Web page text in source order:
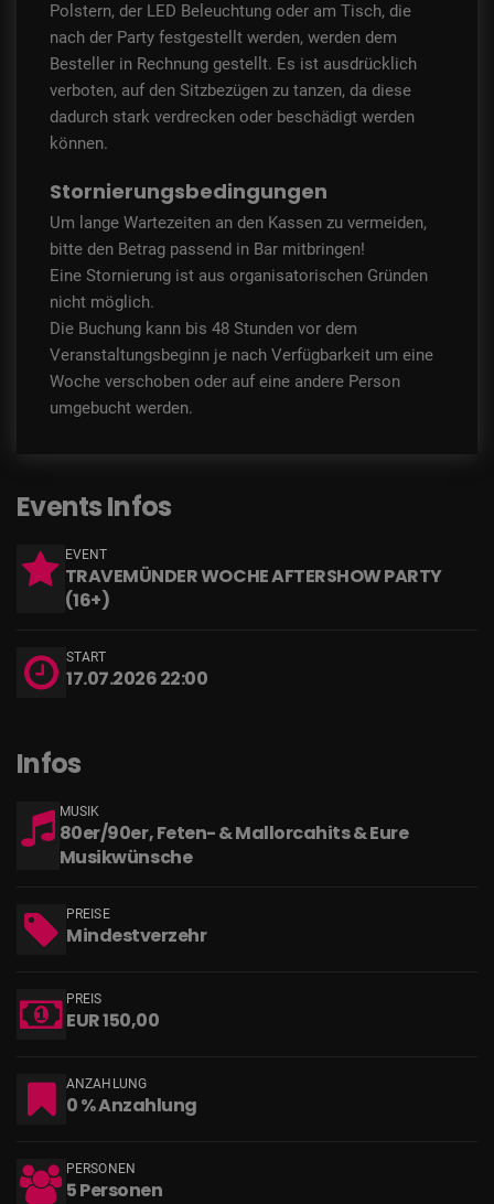
Polstern, der LED Beleuchtung oder am Tisch, die
nach der Party festgestellt werden, werden dem
Besteller in Rechnung gestellt. Es ist ausdrücklich
verboten, auf den Sitzbezügen zu tanzen, da diese
dadurch stark verdrecken oder beschädigt werden
können.
Stornierungsbedingungen
Um lange Wartezeiten an den Kassen zu vermeiden,
bitte den Betrag passend in Bar mitbringen!
Eine Stornierung ist aus organisatorischen Gründen
nicht möglich.
Die Buchung kann bis 48 Stunden vor dem
Veranstaltungsbeginn je nach Verfügbarkeit um eine
Woche verschoben oder auf eine andere Person
umgebucht werden.
Events Infos
EVENT
TRAVEMÜNDER WOCHE AFTERSHOW PARTY
(16+)
START
17.07.2026 22:00
Infos
MUSIK
80er/90er, Feten- & Mallorcahits & Eure
Musikwünsche
PREISE
Mindestverzehr
PREIS
EUR 150,00
ANZAHLUNG
0 % Anzahlung
PERSONEN
5 Personen